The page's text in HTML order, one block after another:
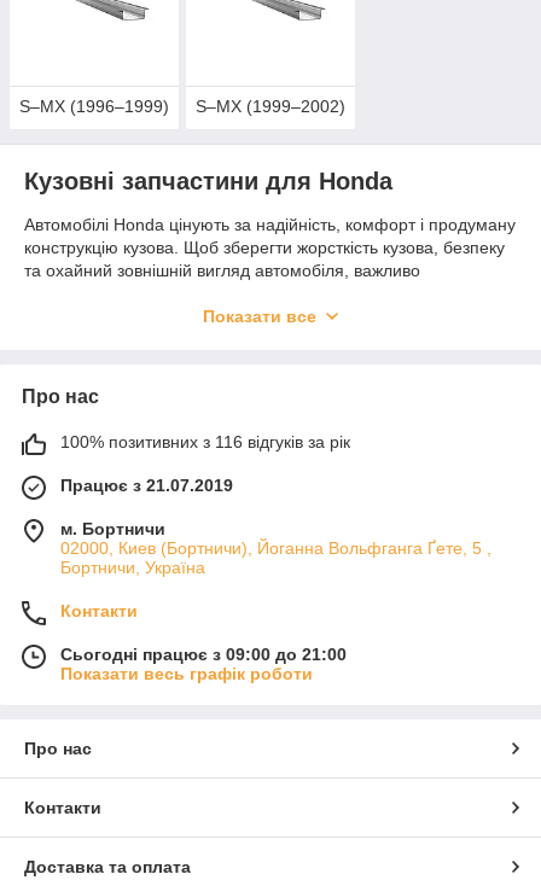
S–MX (1996–1999) S–MX (1999–2002)
Кузовні запчастини для Honda
Автомобілі Honda цінують за надійність, комфорт і продуману
конструкцію кузова. Щоб зберегти жорсткість кузова, безпеку
та охайний зовнішній вигляд автомобіля, важливо
запчастини для Honda, які підходять для ремонту після ДТП,
Які деталі доступні
В асортименті можна підібрати пороги, внутрішні пороги,
лонжерони підлоги, підсилювачі порогів, ремкомплект підлоги
та ремкомплекти кузова. Такі елементи допомагають
відновити несучі зони кузова і повернути автомобілю
правильну геометрію.
Переваги кузовних деталей
холоднокатана сталь. Оцинковані деталі краще захищені від
добре підходить для кузовного ремонту. Точна форма
деталей спрощує примірку та монтаж.
продовження строку його служби.
Показати все
Про нас
100% позитивних з 116 відгуків за рік
Працює з 21.07.2019
м. Бортничи
02000, Киев (Бортничи), Йоганна Вольфганга Ґете, 5 ,
Бортничи, Україна
Контакти
Сьогодні працює з 09:00 до 21:00
Показати весь графік роботи
Про нас
Контакти
Доставка та оплата